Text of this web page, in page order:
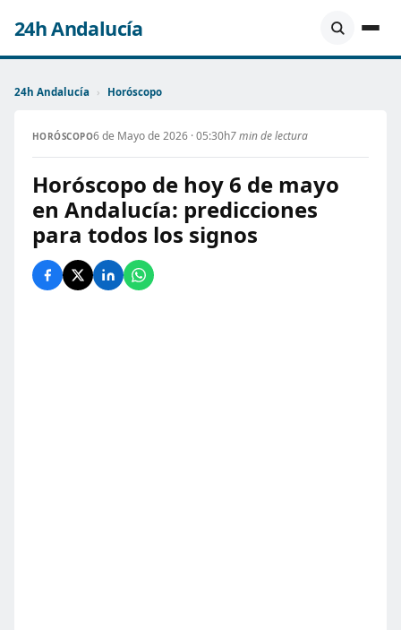
24h Andalucía
24h Andalucía › Horóscopo
HORÓSCOPO6 de Mayo de 2026 · 05:30h7 min de lectura
Horóscopo de hoy 6 de mayo
en Andalucía: predicciones
para todos los signos